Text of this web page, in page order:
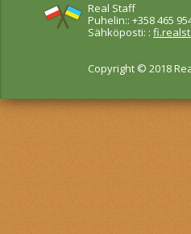
Real Staff
Puhelin:: +358 465
Sähköposti: :
Copyright © 2018